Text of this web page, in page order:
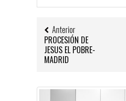
Anterior
PROCESIÓN DE
JESUS EL POBRE-
MADRID